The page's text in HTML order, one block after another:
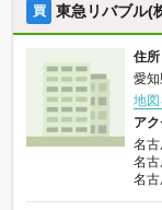
買 東急リバブル(
住所
愛
地図
ア
名
名
名